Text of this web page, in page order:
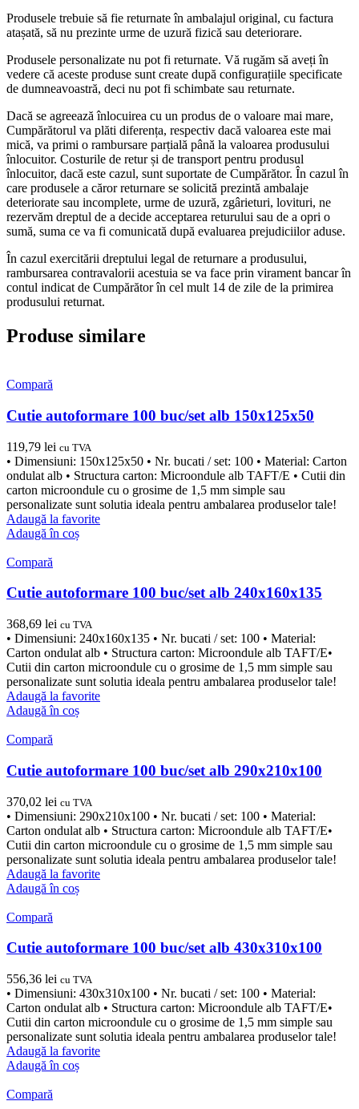
Produsele trebuie să fie returnate în ambalajul original, cu factura
atașată, să nu prezinte urme de uzură fizică sau deteriorare.
Produsele personalizate nu pot fi returnate. Vă rugăm să aveți în
vedere că aceste produse sunt create după configurațiile specificate
de dumneavoastră, deci nu pot fi schimbate sau returnate.
Dacă se agreează înlocuirea cu un produs de o valoare mai mare,
Cumpărătorul va plăti diferența, respectiv dacă valoarea este mai
mică, va primi o rambursare parțială până la valoarea produsului
înlocuitor. Costurile de retur și de transport pentru produsul
înlocuitor, dacă este cazul, sunt suportate de Cumpărător. În cazul în
care produsele a căror returnare se solicită prezintă ambalaje
deteriorate sau incomplete, urme de uzură, zgârieturi, lovituri, ne
rezervăm dreptul de a decide acceptarea returului sau de a opri o
sumă, suma ce va fi comunicată după evaluarea prejudiciilor aduse.
În cazul exercitării dreptului legal de returnare a produsului,
rambursarea contravalorii acestuia se va face prin virament bancar în
contul indicat de Cumpărător în cel mult 14 de zile de la primirea
produsului returnat.
Produse similare
Compară
Cutie autoformare 100 buc/set alb 150x125x50
119,79 lei cu TVA
• Dimensiuni: 150x125x50 • Nr. bucati / set: 100 • Material: Carton
ondulat alb • Structura carton: Microondule alb TAFT/E • Cutii din
carton microondule cu o grosime de 1,5 mm simple sau
personalizate sunt solutia ideala pentru ambalarea produselor tale!
Adaugă la favorite
Adaugă în coș
Compară
Cutie autoformare 100 buc/set alb 240x160x135
368,69 lei cu TVA
• Dimensiuni: 240x160x135 • Nr. bucati / set: 100 • Material:
Carton ondulat alb • Structura carton: Microondule alb TAFT/E•
Cutii din carton microondule cu o grosime de 1,5 mm simple sau
personalizate sunt solutia ideala pentru ambalarea produselor tale!
Adaugă la favorite
Adaugă în coș
Compară
Cutie autoformare 100 buc/set alb 290x210x100
370,02 lei cu TVA
• Dimensiuni: 290x210x100 • Nr. bucati / set: 100 • Material:
Carton ondulat alb • Structura carton: Microondule alb TAFT/E•
Cutii din carton microondule cu o grosime de 1,5 mm simple sau
personalizate sunt solutia ideala pentru ambalarea produselor tale!
Adaugă la favorite
Adaugă în coș
Compară
Cutie autoformare 100 buc/set alb 430x310x100
556,36 lei cu TVA
• Dimensiuni: 430x310x100 • Nr. bucati / set: 100 • Material:
Carton ondulat alb • Structura carton: Microondule alb TAFT/E•
Cutii din carton microondule cu o grosime de 1,5 mm simple sau
personalizate sunt solutia ideala pentru ambalarea produselor tale!
Adaugă la favorite
Adaugă în coș
Compară